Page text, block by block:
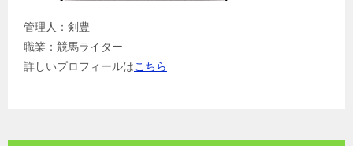
管理人：剣豊
職業：競馬ライター
詳しいプロフィールはこちら